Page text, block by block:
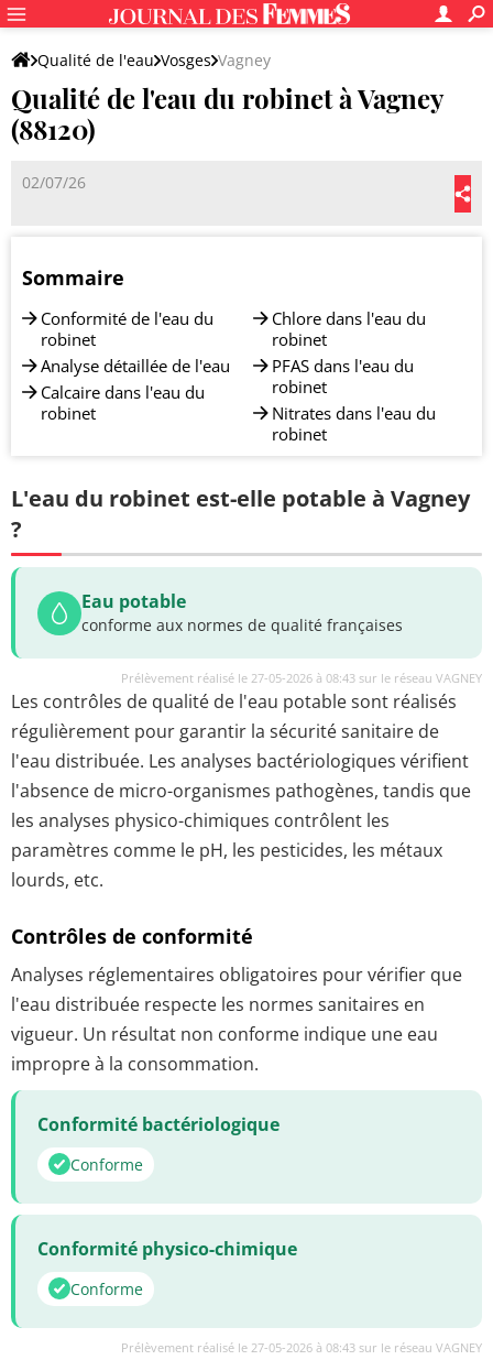
Qualité de l'eau Vosges Vagney
Qualité de l'eau du robinet à Vagney
(88120)
02/07/26
Sommaire
Conformité de l'eau du
robinet
Analyse détaillée de l'eau
Calcaire dans l'eau du
robinet
Chlore dans l'eau du
robinet
PFAS dans l'eau du
robinet
Nitrates dans l'eau du
robinet
L'eau du robinet est-elle potable à Vagney
?
Eau potable
conforme aux normes de qualité françaises
Prélèvement réalisé le 27-05-2026 à 08:43 sur le réseau VAGNEY
Les contrôles de qualité de l'eau potable sont réalisés
régulièrement pour garantir la sécurité sanitaire de
l'eau distribuée. Les analyses bactériologiques vérifient
l'absence de micro-organismes pathogènes, tandis que
les analyses physico-chimiques contrôlent les
paramètres comme le pH, les pesticides, les métaux
lourds, etc.
Contrôles de conformité
Analyses réglementaires obligatoires pour vérifier que
l'eau distribuée respecte les normes sanitaires en
vigueur. Un résultat non conforme indique une eau
impropre à la consommation.
Conformité bactériologique
Conforme
Conformité physico-chimique
Conforme
Prélèvement réalisé le 27-05-2026 à 08:43 sur le réseau VAGNEY